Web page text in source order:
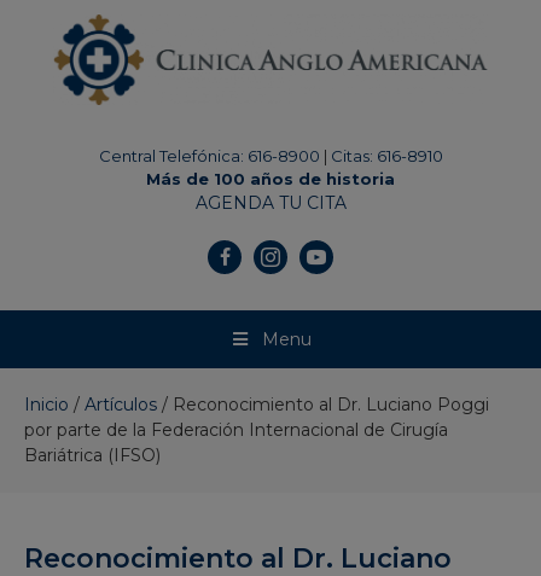
Central Telefónica: 616-8900 | Citas: 616-8910
Más de 100 años de historia
AGENDA TU CITA
Menu
Inicio / Artículos / Reconocimiento al Dr. Luciano Poggi
por parte de la Federación Internacional de Cirugía
Bariátrica (IFSO)
Reconocimiento al Dr. Luciano